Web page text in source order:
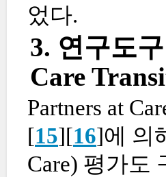
었다.
3. 연구도
Care
Partners at
[15][16]에 의
Care) 평가도